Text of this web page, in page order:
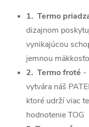
1. Termo
dizajnom
vynikajúcou
jemnou
2. Termo froté -
vytvára náš
ktoré udrží viac
hodnotenie TOG